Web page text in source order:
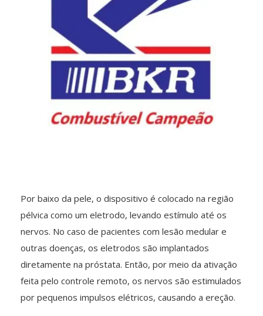
Por baixo da pele, o dispositivo é colocado na região
pélvica como um eletrodo, levando estímulo até os
nervos. No caso de pacientes com lesão medular e
outras doenças, os eletrodos são implantados
diretamente na próstata. Então, por meio da ativação
feita pelo controle remoto, os nervos são estimulados
por pequenos impulsos elétricos, causando a ereção.